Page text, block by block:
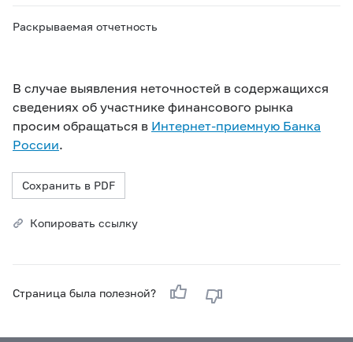
Раскрываемая отчетность
В случае выявления неточностей в содержащихся
сведениях об участнике финансового рынка
просим обращаться в Интернет-приемную Банка
России.
Сохранить в PDF
Копировать ссылку
Страница была полезной?